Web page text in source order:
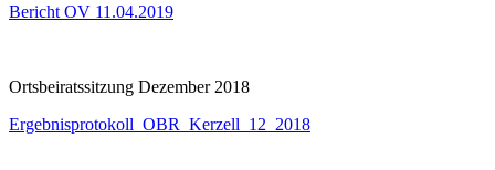
Bericht OV 11.04.2019
Ortsbeiratssitzung Dezember 2018
Ergebnisprotokoll_OBR_Kerzell_12_2018